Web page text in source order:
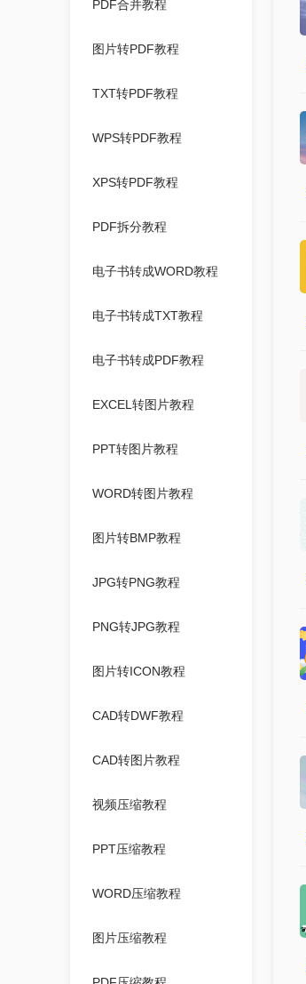
PDF合并教程
图片转PDF教程
TXT转PDF教程
WPS转PDF教程
XPS转PDF教程
PDF拆分教程
电子书转成WORD教程
电子书转成TXT教程
电子书转成PDF教程
EXCEL转图片教程
PPT转图片教程
WORD转图片教程
图片转BMP教程
JPG转PNG教程
PNG转JPG教程
图片转ICON教程
CAD转DWF教程
CAD转图片教程
视频压缩教程
PPT压缩教程
WORD压缩教程
图片压缩教程